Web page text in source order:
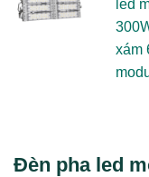
Đèn pha led